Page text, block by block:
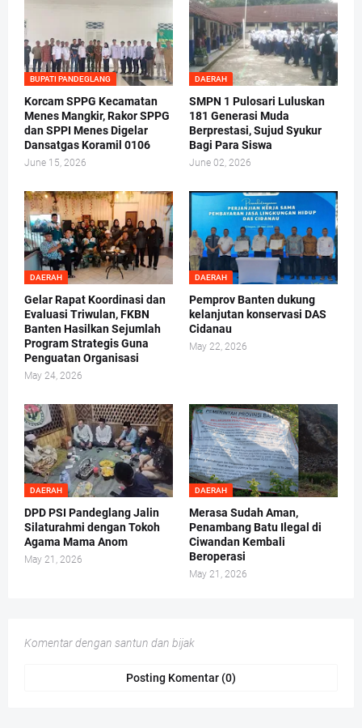
BUPATI PANDEGLANG
Korcam SPPG Kecamatan
Menes Mangkir, Rakor SPPG
dan SPPI Menes Digelar
Dansatgas Koramil 0106
June 15, 2026
DAERAH
SMPN 1 Pulosari Luluskan
181 Generasi Muda
Berprestasi, Sujud Syukur
Bagi Para Siswa
June 02, 2026
DAERAH
Gelar Rapat Koordinasi dan
Evaluasi Triwulan, FKBN
Banten Hasilkan Sejumlah
Program Strategis Guna
Penguatan Organisasi
May 24, 2026
DAERAH
Pemprov Banten dukung
kelanjutan konservasi DAS
Cidanau
May 22, 2026
DAERAH
DPD PSI Pandeglang Jalin
Silaturahmi dengan Tokoh
Agama Mama Anom
May 21, 2026
DAERAH
Merasa Sudah Aman,
Penambang Batu Ilegal di
Ciwandan Kembali
Beroperasi
May 21, 2026
Komentar dengan santun dan bijak
Posting Komentar (0)